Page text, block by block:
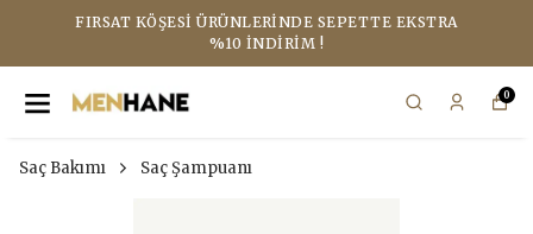
FIRSAT KÖŞESI ÜRÜNLERINDE SEPETTE EKSTRA
%10 İNDIRIM !
0
Saç Bakımı Saç Şampuanı